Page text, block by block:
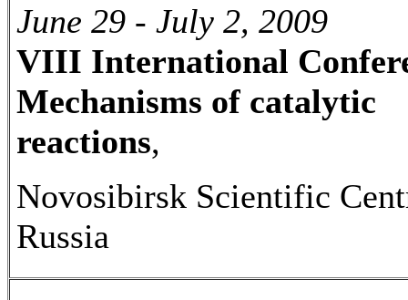
June 29 - July 2, 2009
VIII International
Mechanisms of catalytic
reactions,
Novosibirsk Scientific
Russia